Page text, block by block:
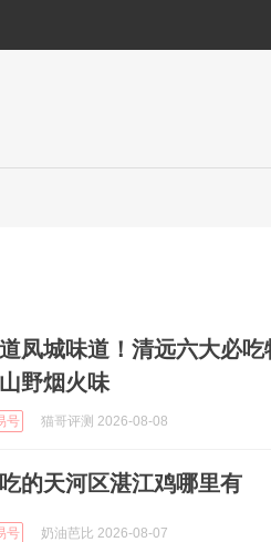
凤城味道！清远六大必
野烟火味
号 猫哥评测 2026-08-08
的天河区湛江鸡哪里有
号 奶油芭比 2026-08-07